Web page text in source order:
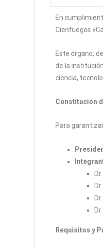
En
Cienfuegos
Este órgano,
de la
ciencia,
Constitución
Para
Requisitos y